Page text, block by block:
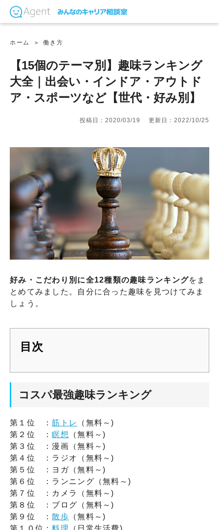
ホーム 働き方
【15個のテーマ別】趣味ランキング
大全｜出会い・インドア・アウトド
ア・スポーツなど【世代・好み別】
投稿日：2020/03/19 更新日：2022/10/25
好み・こだわり別に全12種類の趣味ランキングをま
とめてみました。自分に合った趣味を見つけてみま
しょう。
目次
コスパ最強趣味ランキング
第１位 ：筋トレ
（無料～)
第２位 ：瞑想
（無料～)
第３位 ：漫画（無料～)
第４位 ：ラジオ（無料～)
第５位 ：ヨガ（無料～)
第６位 ：ランニング（無料～)
第７位 ：カメラ（無料～)
第８位 ：ブログ（無料～)
第９位 ：散歩 （無料～)
第１０位：料理 （日常生活費)